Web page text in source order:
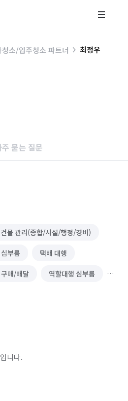
청소/입주청소 파트너 최정우
주 묻는 질문
건물 관리(종합/시설/행정/경비)
부름 택배 대행
매/배달 역할대행 심부름
단기 문화·여가·생활 알바
니다.